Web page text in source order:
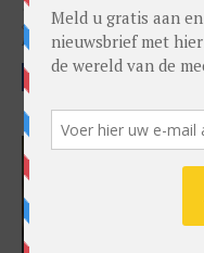
News Nieuws
Dive Watch
Duikhorloge
Horloge